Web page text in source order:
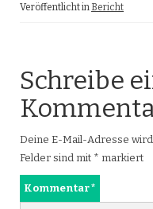
Veröffentlicht in Bericht
Schreibe
Deine E-Mail-Adresse
Felder sind mit * markiert
Kommentar*